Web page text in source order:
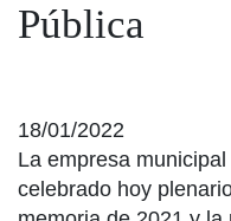
Pública
18/01/2022
La empresa
celebrado hoy